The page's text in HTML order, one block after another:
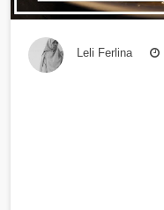
Leli Ferlina